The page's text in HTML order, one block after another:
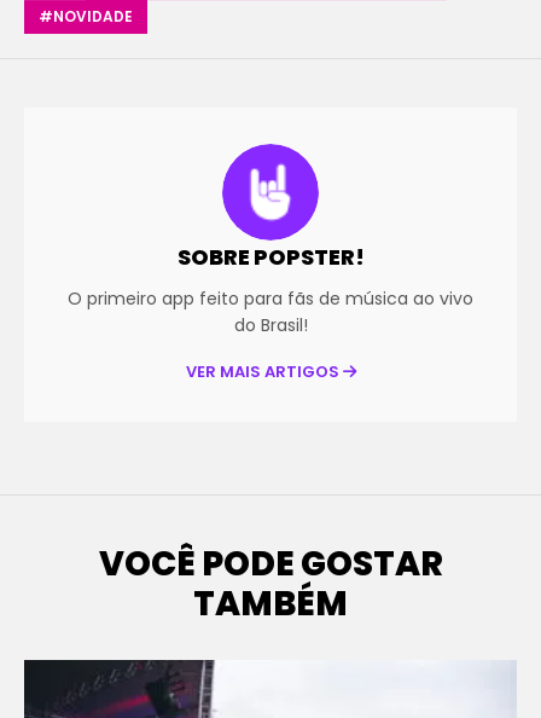
#NOVIDADE
SOBRE POPSTER!
O primeiro app feito para fãs de música ao vivo
do Brasil!
VER MAIS ARTIGOS
VOCÊ PODE GOSTAR
TAMBÉM